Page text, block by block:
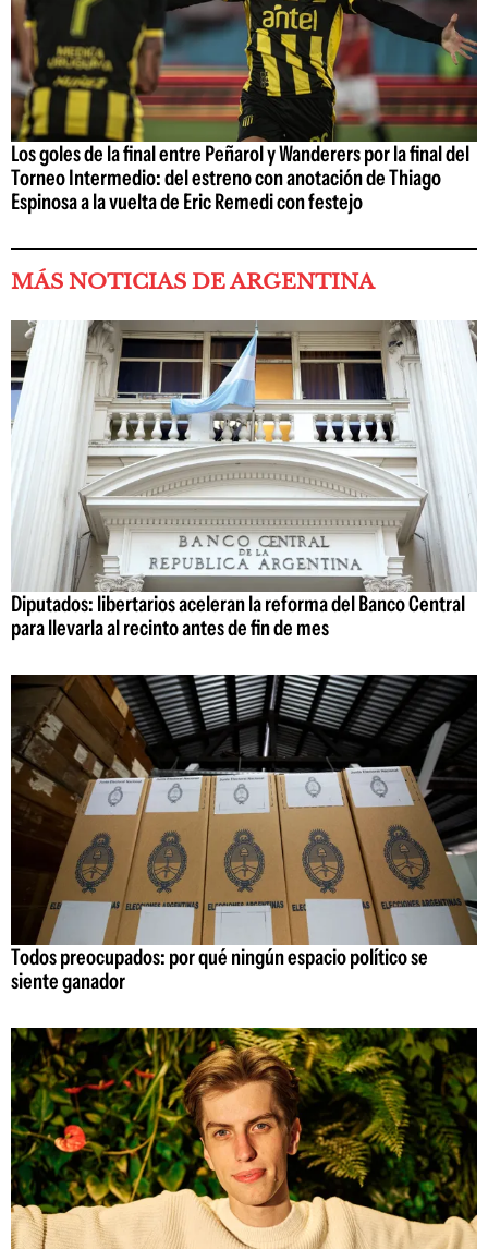
Los goles de la final entre Peñarol y Wanderers por la final del
Torneo Intermedio: del estreno con anotación de Thiago
Espinosa a la vuelta de Eric Remedi con festejo
MÁS NOTICIAS DE ARGENTINA
Diputados: libertarios aceleran la reforma del Banco Central
para llevarla al recinto antes de fin de mes
Todos preocupados: por qué ningún espacio político se
siente ganador